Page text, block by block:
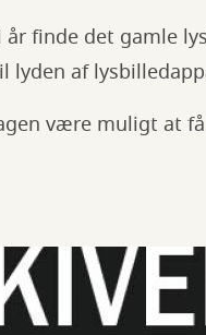
år finde det gamle
lyden af
være muligt at